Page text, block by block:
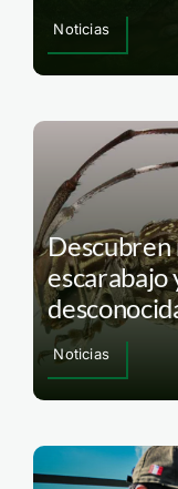
Noticias
Descubren
escarabajo
Noticias